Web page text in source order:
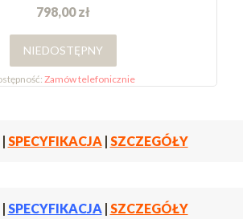
798,00 zł
NIEDOSTĘPNY
Zamów telefonicznie
SPECYFIKACJA| SZCZEGÓŁY
SPECYFIKACJA| SZCZEGÓŁY